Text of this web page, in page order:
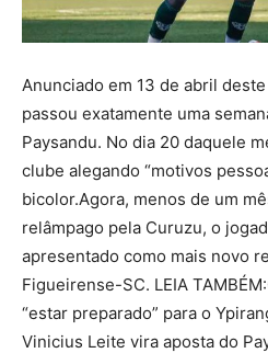
Anunciado em 13 de abril
passou exatamente uma
Paysandu. No dia 20 daquele
clube alegando “motivos
bicolor.Agora, menos de um
relâmpago pela Curuzu, o
apresentado como mais novo
Figueirense-SC. LEIA
“estar preparado” para o
Vinicius Leite vira aposta do